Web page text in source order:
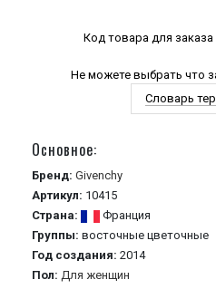
Код товара для
Не можете выбрать что
Словарь
Основное:
Бренд: Givenchy
Артикул: 10415
Страна:
Франция
Группы: восточные цветочные
Год создания: 2014
Пол: Для женщин